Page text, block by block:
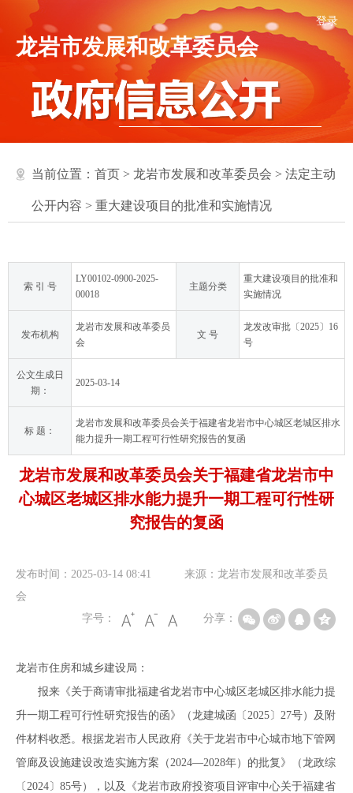
登录
龙岩市发展和改革委员会
当前位置： 首页 > 龙岩市发展和改革委员会 > 法定主动
公开内容 > 重大建设项目的批准和实施情况
索 引 号
LY00102-0900-2025-
00018
主题分类
重大建设项目的批准和
实施情况
发布机构
龙岩市发展和改革委员
会
文 号
龙发改审批〔2025〕16
号
公文生成日
期：
2025-03-14
标 题：
龙岩市发展和改革委员会关于福建省龙岩市中心城区老城区排水
能力提升一期工程可行性研究报告的复函
龙岩市发展和改革委员会关于福建省龙岩市中
心城区老城区排水能力提升一期工程可行性研
究报告的复函
发布时间：2025-03-14 08:41
来源：龙岩市发展和改革委员
会
字号：
分享：
龙岩市住房和城乡建设局：
报来《关于商请审批福建省龙岩市中心城区老城区排水能力提
升一期工程可行性研究报告的函》（龙建城函〔2025〕27号）及附
件材料收悉。根据龙岩市人民政府《关于龙岩市中心城市地下管网
管廊及设施建设改造实施方案（2024—2028年）的批复》（龙政综
〔2024〕85号），以及《龙岩市政府投资项目评审中心关于福建省